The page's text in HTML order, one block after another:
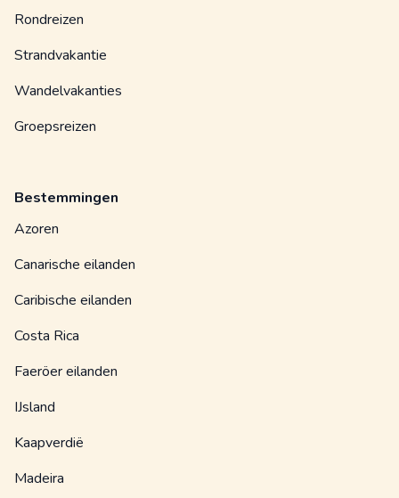
Rondreizen
Strandvakantie
Wandelvakanties
Groepsreizen
Bestemmingen
Azoren
Canarische eilanden
Caribische eilanden
Costa Rica
Faeröer eilanden
IJsland
Kaapverdië
Madeira